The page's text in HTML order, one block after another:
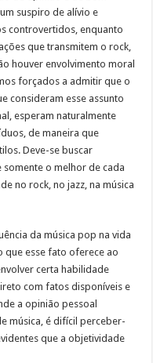
suspiro de alívio e
controvertidos, enquanto
que transmitem o rock,
houver envolvimento moral
forçados a admitir que o
consideram esse assunto
esperam naturalmente
de maneira que
Deve-se buscar
o melhor de cada
no rock, no jazz, na música
da música pop na vida
que esse fato oferece ao
certa habilidade
com fatos disponíveis e
a opinião pessoal
música, é difícil perceber-
que a objetividade